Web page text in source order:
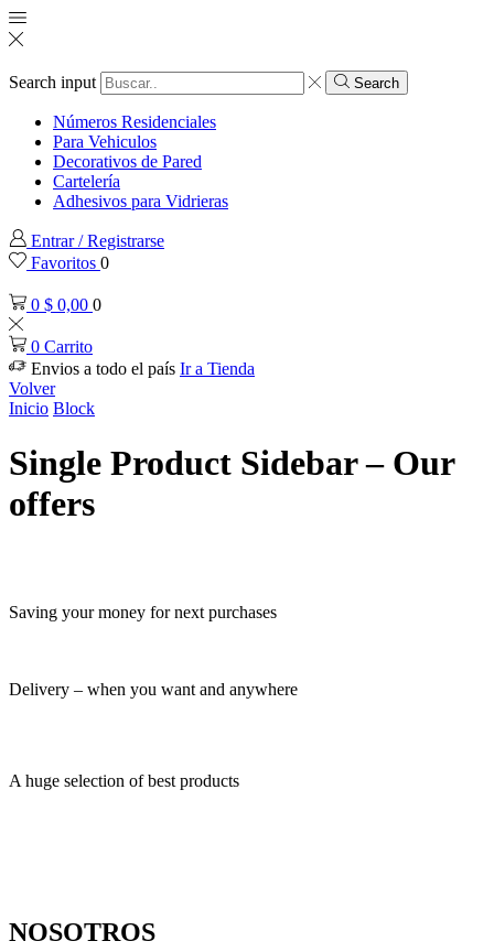
Search input Search
Números Residenciales
Para Vehiculos
Decorativos de Pared
Cartelería
Adhesivos para Vidrieras
Entrar / Registrarse
Favoritos 0
0 $ 0,00 0
0 Carrito
Envios a todo el país Ir a Tienda
Volver
Inicio Block
Single Product Sidebar – Our
offers
Saving your money for next purchases
Delivery – when you want and anywhere
A huge selection of best products
NOSOTROS